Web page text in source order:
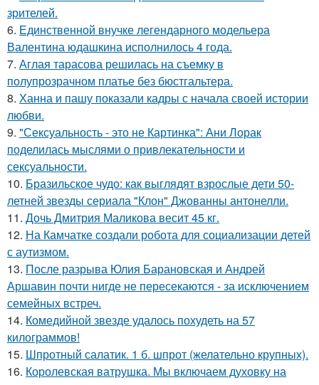
зрителей.
6. Единственной внучке легендарного модельера
Валентина юдашкина исполнилось 4 года.
7. Аглая тарасова решилась на съемку в
полупрозрачном платье без бюстгальтера.
8. Ханна и пашу показали кадры с начала своей истории
любви.
9. "Сексуальность - это не Картинка": Ани Лорак
поделилась мыслями о привлекательности и
сексуальности.
10. Бразильское чудо: как выглядят взрослые дети 50-
летней звезды сериала "Клон" Джованны антонелли.
11. Дочь Дмитрия Маликова весит 45 кг.
12. На Камчатке создали робота для социализации детей
с аутизмом.
13. После разрыва Юлия Барановская и Андрей
Аршавин почти нигде не пересекаются - за исключением
семейных встреч.
14. Комедийной звезде удалось похудеть на 57
килограммов!
15. Шпротный салатик. 1 б. шпрот (желательно крупных).
16. Королевская ватрушка. Мы включаем духовку на